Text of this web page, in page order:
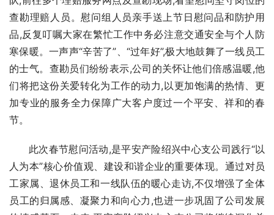
查勘理赔人员。慰问组人员亲手送上节日慰问品和防护用
品,反复叮嘱大家在繁忙工作中务必注意交通安全与个人防
寒保暖。一声声“辛苦了”、“过年好”,极大地鼓舞了一线员工
的士气。查勘员们纷纷表示,公司的关怀让他们倍感温暖,他
们将把这份关爱转化为工作的动力,以更加饱满的热情、更
加专业的服务全力保障广大客户度过一个平安、祥和的春
节。
此次春节慰问活动,是平安产险绍兴中心支公司践行“以
人为本”核心价值观、建设和谐企业的重要体现。通过对员
工家属、退休员工和一线队伍的暖心走访,不仅增强了全体
员工的归属感、凝聚力和向心力,也进一步巩固了公司发展